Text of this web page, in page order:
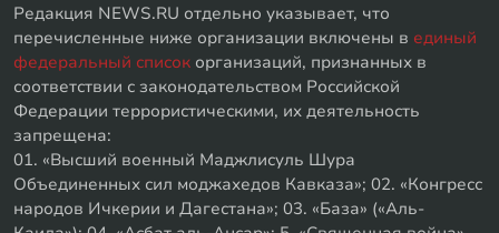
Редакция NEWS.RU отдельно указывает, что
перечисленные ниже организации включены в единый
федеральный список организаций, признанных в
соответствии с законодательством Российской
Федерации террористическими, их деятельность
запрещена:
01. «Высший военный Маджлисуль Шура
Объединенных сил моджахедов Кавказа»; 02. «Конгресс
народов Ичкерии и Дагестана»; 03. «База» («Аль-